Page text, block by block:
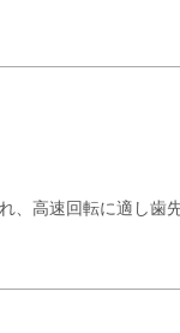
、高速回転に適し歯